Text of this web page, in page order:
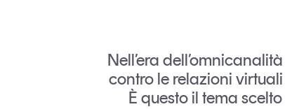
Retail e brand
Sostenibilità
Nell’era
contro le relazioni
È questo il tema